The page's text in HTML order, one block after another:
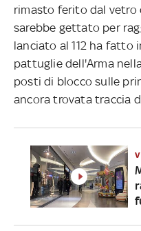
rimasto ferito dal vetro
sarebbe gettato per
lanciato al 112 ha fatto
pattuglie dell'Arma
posti di blocco sulle
ancora trovata traccia